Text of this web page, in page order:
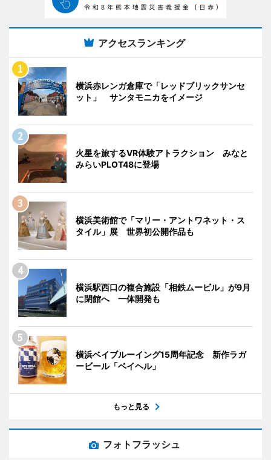
アクセスランキング
横浜赤レンガ倉庫で「レッドブリックサンセ
ット」 サンタモニカをイメージ
火星を旅するVR体験アトラクション みなと
みらいPLOT48に登場
横浜美術館で「マリー・アントワネット・ス
タイル」展 世界初公開作品も
横浜駅西口の複合施設「相鉄ムービル」が9月
に閉館へ 一体開発も
横浜ベイブルーイング15周年記念 新作ラガ
ービール「ベイヘル」
もっと見る
フォトフラッシュ